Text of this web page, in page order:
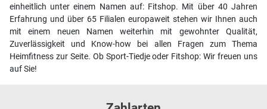
einheitlich unter einem Namen auf: Fitshop. Mit über 40 Jahren
Erfahrung und über 65 Filialen europaweit stehen wir Ihnen auch
mit einem neuen Namen weiterhin mit gewohnter Qualität,
Zuverlässigkeit und Know-how bei allen Fragen zum Thema
Heimfitness zur Seite. Ob Sport-Tiedje oder Fitshop: Wir freuen uns
auf Sie!